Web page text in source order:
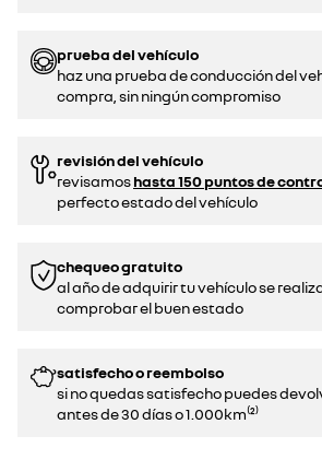
prueba del vehículo
haz una prueba de conducción del
compra, sin ningún compromiso
revisión del vehículo
revisamoshasta 150 puntos de
perfecto estado del vehículo
chequeo gratuito
al año de adquirir tu vehículo se
comprobar el buen estado​​
satisfecho o reembolso
si no quedas satisfecho puedes
antes de 30 días o 1.000km⁽²⁾